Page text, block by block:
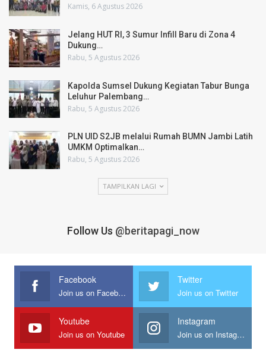
Kamis, 6 Agustus 2026
Jelang HUT RI, 3 Sumur Infill Baru di Zona 4
Dukung…
Rabu, 5 Agustus 2026
Kapolda Sumsel Dukung Kegiatan Tabur Bunga
Leluhur Palembang…
Rabu, 5 Agustus 2026
PLN UID S2JB melalui Rumah BUMN Jambi Latih
UMKM Optimalkan…
Rabu, 5 Agustus 2026
TAMPILKAN LAGI
Follow Us @beritapagi_now
Facebook
Join us on Facebook
Twitter
Join us on Twitter
Youtube
Join us on Youtube
Instagram
Join us on Instagram